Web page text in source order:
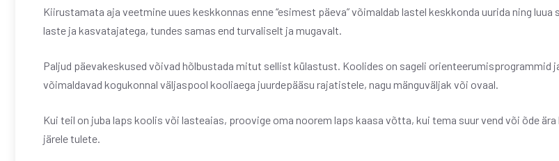
Kiirustamata aja veetmine uues keskkonnas enne “esimest päeva” võimaldab lastel keskkonda uurida ning
laste ja kasvatajatega, tundes samas end turvaliselt ja mugavalt.
Paljud päevakeskused võivad hõlbustada mitut sellist külastust. Koolides on sageli orienteerumisprogrammid
võimaldavad kogukonnal väljaspool kooliaega juurdepääsu rajatistele, nagu mänguväljak või ovaal.
Kui teil on juba laps koolis või lasteaias, proovige oma noorem laps kaasa võtta, kui tema suur vend või õde ära
järele tulete.